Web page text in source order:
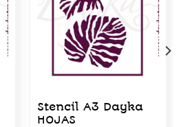
Stencil A3 Dayka
HOJAS